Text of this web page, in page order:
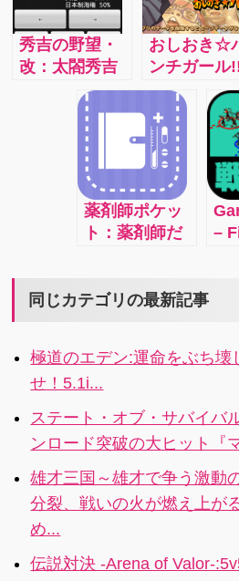
持ちさせちゃ
いましょう！
秀吉の野望・
改：太閤秀吉
が夢見た野
望。ただのシ
ュミレーショ
ンゲームと思
っていてはい
けません！非
常にリアルで
おしおき☆
ンチガール
「カイチン
の一撃でヘ
タイ紳士た
に技を叩き
もう！
薬剤師ポケッ
ト：薬剤師だ
使える簡単シ
–
同じカテゴリの最新記事
極道のエデン:運命をぶち壊
せ！5.1i...
ステート・オブ・サバイバ
ンロード突破の大ヒット『
雄才三国～雄才で争う激動
分裂、戦いの火が燃え上が
め...
伝説対決 -Arena of Valor-